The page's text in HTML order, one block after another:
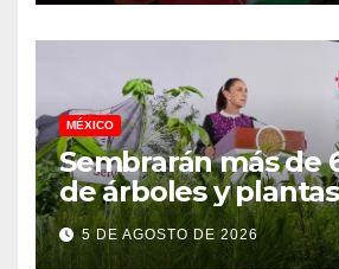
MÉXICO
Sembrarán más de
de árboles y
Jornada Nacional
Reforestación 2026
5 DE AGOSTO DE 2026